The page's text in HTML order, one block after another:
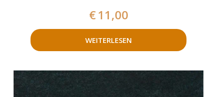
€11,00
WEITERLESEN